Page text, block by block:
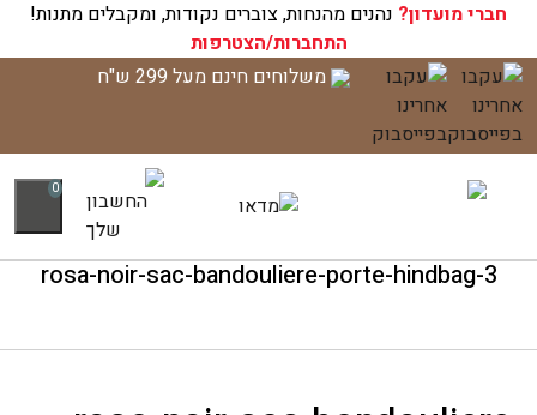
חברי מועדון? נהנים מהנחות, צוברים נקודות, ומקבלים מתנות!
התחברות/הצטרפות
דלג
לתוכן
משלוחים חינם מעל 299 ש"ח
0
rosa-noir-sac-bandouliere-porte-hindbag-3